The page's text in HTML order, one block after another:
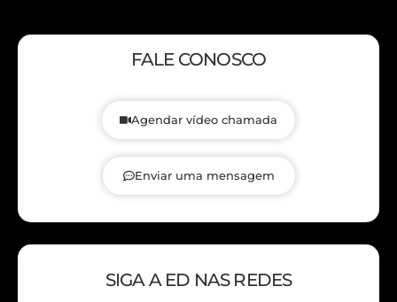
FALE CONOSCO
Agendar vídeo chamada
Enviar uma mensagem
SIGA A ED NAS REDES